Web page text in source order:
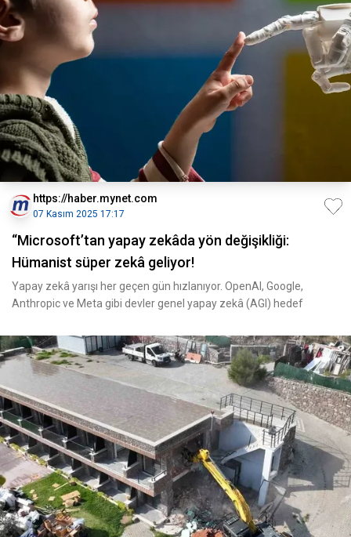
https://haber.mynet.com
07 Kasım 2025 17:17
“Microsoft’tan yapay zekâda yön değişikliği:
Hümanist süper zekâ geliyor!
Yapay zekâ yarışı her geçen gün hızlanıyor. OpenAI, Google,
Anthropic ve Meta gibi devler genel yapay zekâ (AGI) hedef